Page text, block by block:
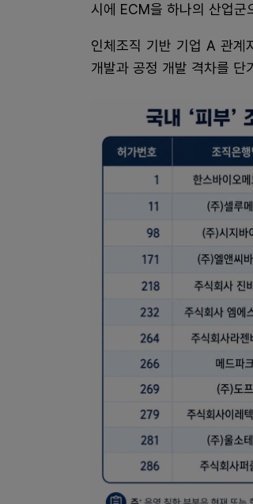
시에 ECM을 하나의 산업군
인체조직 기반 기업 A 관계
개발과 공정 개발 격차를 단